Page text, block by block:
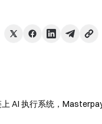
上 AI 执行系统，